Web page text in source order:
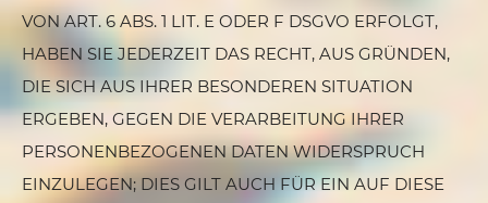
VON ART. 6 ABS. 1 LIT. E ODER F DSGVO ERFOLGT,
HABEN SIE JEDERZEIT DAS RECHT, AUS GRÜNDEN,
DIE SICH AUS IHRER BESONDEREN SITUATION
ERGEBEN, GEGEN DIE VERARBEITUNG IHRER
PERSONENBEZOGENEN DATEN WIDERSPRUCH
EINZULEGEN; DIES GILT AUCH FÜR EIN AUF DIESE